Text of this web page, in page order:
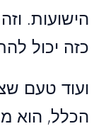
הישועות.
כזה יכול
ועוד טעם
הכלל, הוא